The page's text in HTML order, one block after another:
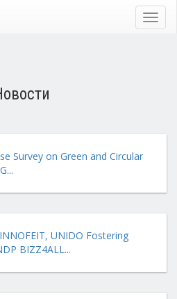
Survey on Green and Circular
UNIDO Fostering
BIZZ4ALL...